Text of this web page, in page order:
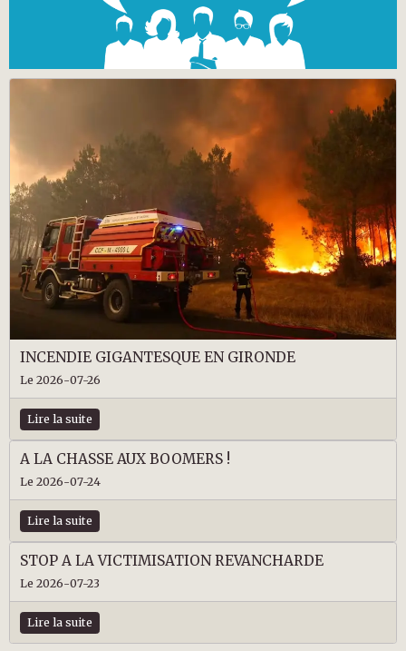
INCENDIE GIGANTESQUE EN GIRONDE
Le 2026-07-26
Lire la suite
A LA CHASSE AUX BOOMERS !
Le 2026-07-24
Lire la suite
STOP A LA VICTIMISATION REVANCHARDE
Le 2026-07-23
Lire la suite